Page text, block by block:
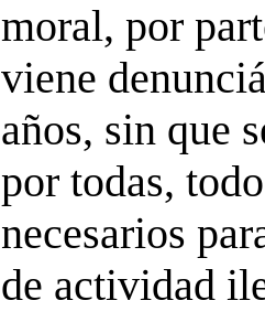
moral, por
viene
años, sin que
por todas,
necesarios
de actividad